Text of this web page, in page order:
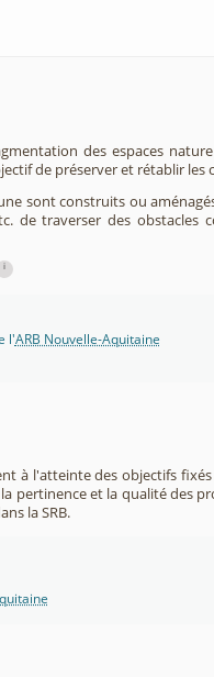
des espaces
de préserver et rétablir les
sont construits ou
de traverser des
i
l'ARB Nouvelle-Aquitaine
à l'atteinte des objectifs fixés
pertinence et la qualité des
la SRB.